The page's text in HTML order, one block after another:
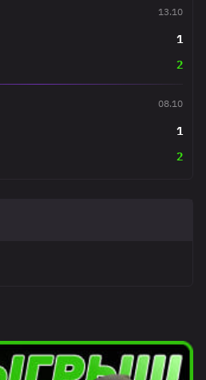
13.10
1
2
08.10
1
2